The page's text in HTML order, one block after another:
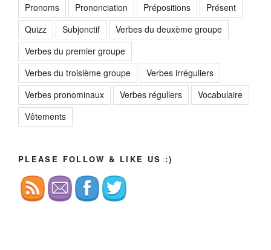
Pronoms
Prononciation Prépositions
Présent
Quizz
Subjonctif
Verbes du deuxème groupe
Verbes du premier groupe
Verbes du troisième groupe
Verbes irréguliers
Verbes pronominaux
Verbes réguliers
Vocabulaire
Vêtements
PLEASE FOLLOW & LIKE US :)